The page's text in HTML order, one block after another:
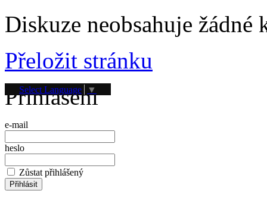
Diskuze neobsahuje žádné
Přeložit stránku
Select Language ▼
Přihlášení
e-mail
heslo
Zůstat přihlášený